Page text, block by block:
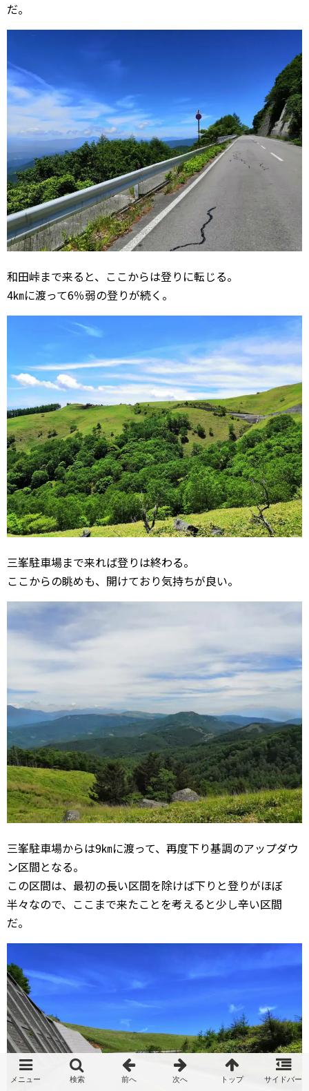
だ。
和田峠まで来ると、ここからは登りに転じる。
4㎞に渡って6％弱の登りが続く。
三峯駐車場まで来れば登りは終わる。
ここからの眺めも、開けており気持ちが良い。
三峯駐車場からは9㎞に渡って、再度下り基調のアップダウ
ン区間となる。
この区間は、最初の長い区間を除けば下りと登りがほぼ
半々なので、ここまで来たことを考えると少し辛い区間
だ。